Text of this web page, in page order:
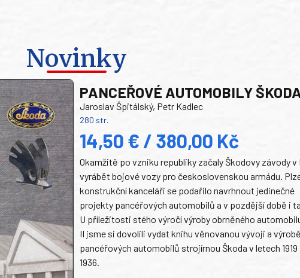
Novinky
PANCEŘOVÉ AUTOMOBILY
Jaroslav Špitálský, Petr Kadlec
280 str.
14,50 € / 380,00 Kč
Okamžitě po vzniku republiky začaly Škodovy závody v
vyrábět bojové vozy pro československou armádu.
konstrukční kanceláři se podařilo navrhnout jedinečné
projekty pancéřových automobilů a v pozdější době i
U příležitosti stého výročí výroby obrněného
II jsme si dovolili vydat knihu věnovanou vývoji a výrobě
pancéřových automobilů strojírnou Škoda v letech 1919
1936.